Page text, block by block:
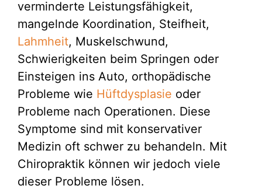
verminderte Leistungsfähigkeit,
mangelnde Koordination, Steifheit,
Lahmheit, Muskelschwund,
Schwierigkeiten beim Springen oder
Einsteigen ins Auto, orthopädische
Probleme wie Hüftdysplasie oder
Probleme nach Operationen. Diese
Symptome sind mit konservativer
Medizin oft schwer zu behandeln. Mit
Chiropraktik können wir jedoch viele
dieser Probleme lösen.